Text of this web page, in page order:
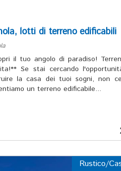
lotti di terreno edificabili
il tuo angolo di paradiso!
Se stai cercando
la casa dei tuoi sogni, non
un terreno edificabile...
Rustico/